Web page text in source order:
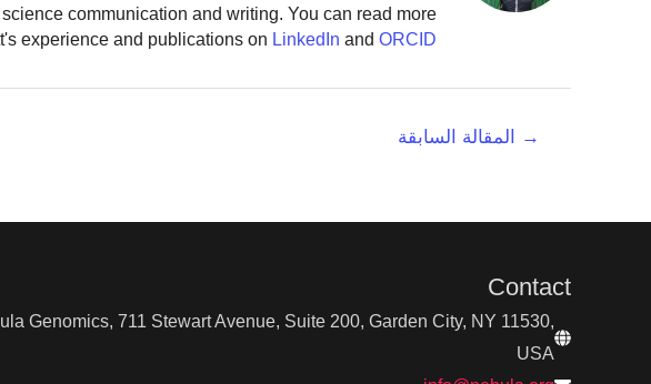
communication and writing. You can read more
experience and publications on LinkedIn and ORCID
تصفّح→ المقالة السابقة
Contact
Genomics, 711 Stewart Avenue, Suite 200, Garden City, NY 11530,
USA